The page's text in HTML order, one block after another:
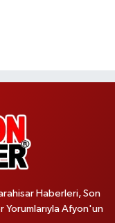
Haberleri, Son
Yorumlarıyla Afyon'un